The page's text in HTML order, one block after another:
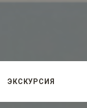
ЭКСКУРСИЯ